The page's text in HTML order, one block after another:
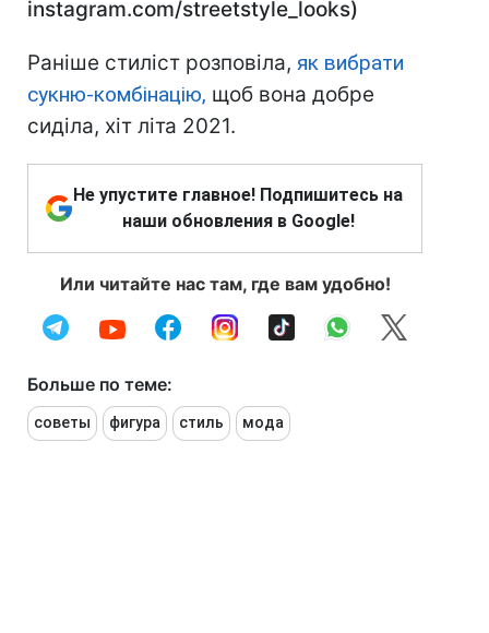
instagram.com/streetstyle_looks)
Раніше стиліст розповіла, як вибрати
сукню-комбінацію, щоб вона добре
сиділа, хіт літа 2021.
Не упустите главное! Подпишитесь на
наши обновления в Google!
Или читайте нас там, где вам удобно!
Больше по теме:
советы фигура стиль мода